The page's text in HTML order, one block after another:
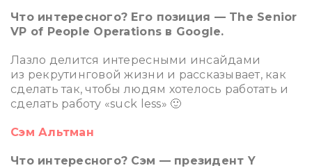
Что интересного? Его позиция — The Senior
VP of People Operations в Google.
Лазло делится интересными инсайдами
из рекрутинговой жизни и рассказывает, как
сделать так, чтобы людям хотелось работать и
сделать работу «suck less» 🙂
Сэм Альтман
Что интересного? Cэм — президент Y